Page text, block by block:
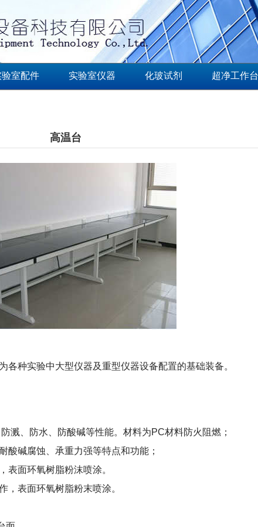
验室配件 实验室仪器 化玻试剂 超净工作台
高温台
种实验中大型仪器及重型仪器设备配置的基础装备。
溅、防水、防酸碱等性能。材料为PC材料防火阻燃；
酸碱腐蚀、承重力强等特点和功能；
表面环氧树脂粉沫喷涂。
，表面环氧树脂粉末喷涂。